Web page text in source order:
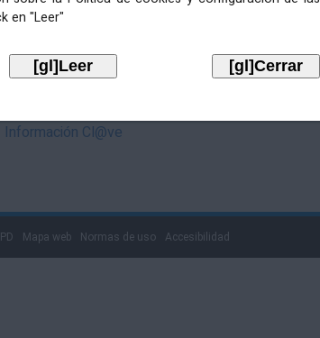
en "Leer"
Información Cl@ve
Mapa web Normas de uso Accesibilidad